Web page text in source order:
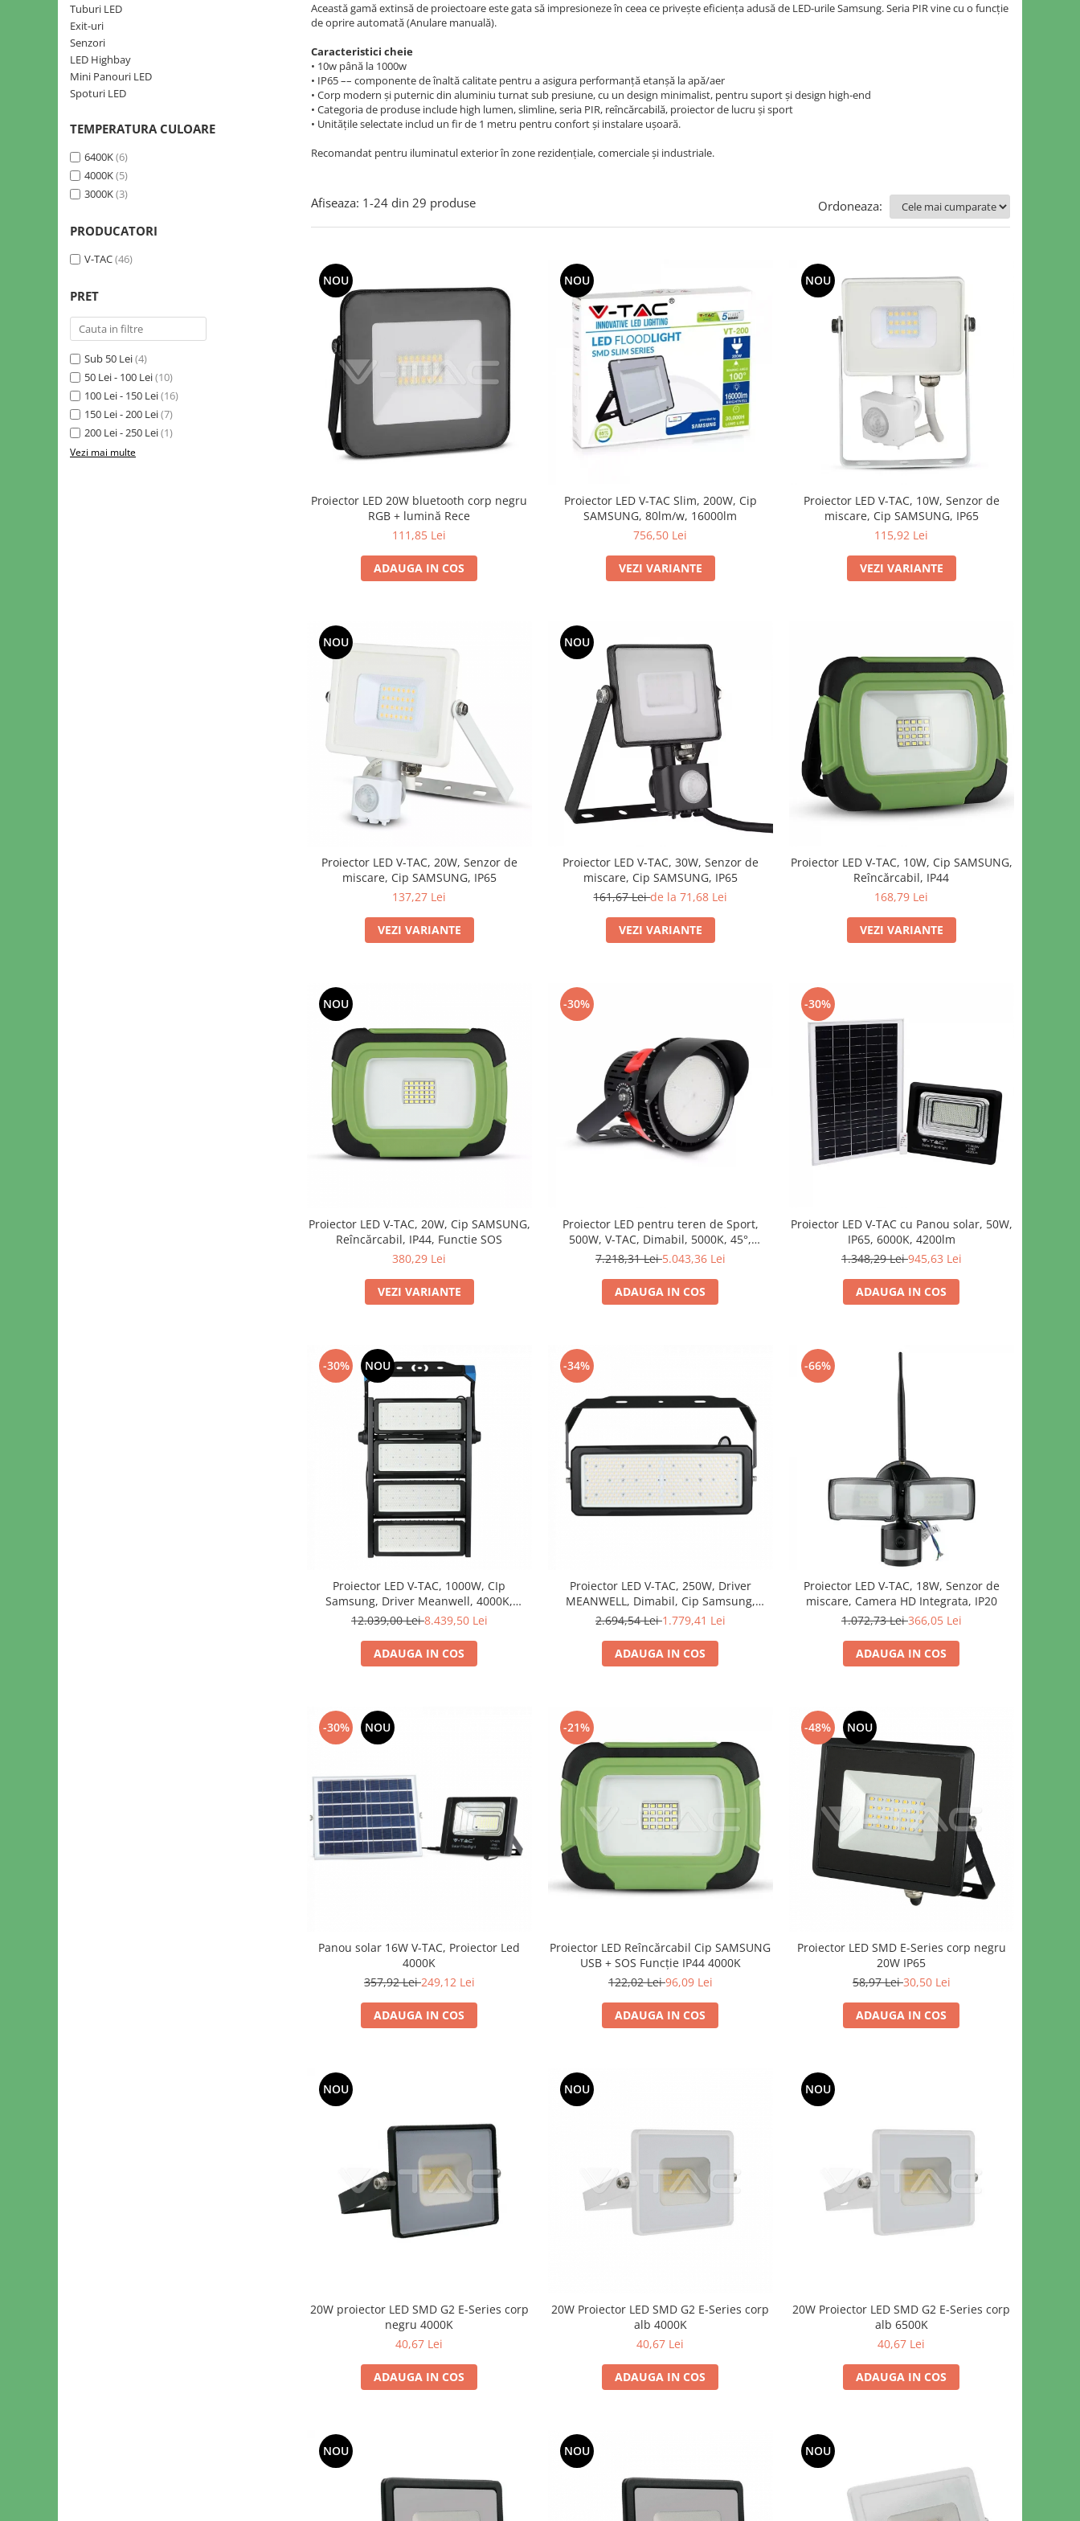
Tuburi LED
Lămpi de Birou
Oglinzi LED
Această gamă extinsă de proiectoare este gata să impresioneze în ceea ce privește eficiența adusă de LED-urile Samsung. Seria PIR vine cu o funcție
de oprire automată (Anulare manuală).
Caracteristici cheie
• 10w până la 1000w
• IP65 –– componente de înaltă calitate pentru a asigura performanță etanșă la apă/aer
• Corp modern și puternic din aluminiu turnat sub presiune, cu un design minimalist, pentru suport și design high-end
• Categoria de produse include high lumen, slimline, seria PIR, reîncărcabilă, proiector de lucru și sport
• Unitățile selectate includ un fir de 1 metru pentru confort și instalare ușoară.
Recomandat pentru iluminatul exterior în zone rezidențiale, comerciale și industriale.
Tuburi LED
Exit-uri
Senzori
LED Highbay
Mini Panouri LED
Spoturi LED
TEMPERATURA CULOARE
6400K(6)
4000K(5)
3000K(3)
PRODUCATORI
V-TAC(46)
PRET
Sub 50 Lei(4)
50 Lei - 100 Lei(10)
100 Lei - 150 Lei(16)
150 Lei - 200 Lei(7)
200 Lei - 250 Lei(1)
Vezi mai multe
Afiseaza: 1-24 din 29 produse Ordoneaza:
NOU
Proiector LED 20W bluetooth corp negru
RGB + lumină Rece
111,85 Lei
ADAUGA IN COS
NOU
Proiector LED V-TAC Slim, 200W, Cip
SAMSUNG, 80lm/w, 16000lm
756,50 Lei
VEZI VARIANTE
NOU
Proiector LED V-TAC, 10W, Senzor de
miscare, Cip SAMSUNG, IP65
115,92 Lei
VEZI VARIANTE
NOU
Proiector LED V-TAC, 20W, Senzor de
miscare, Cip SAMSUNG, IP65
137,27 Lei
VEZI VARIANTE
NOU
Proiector LED V-TAC, 30W, Senzor de
miscare, Cip SAMSUNG, IP65
161,67 Leide la 71,68 Lei
VEZI VARIANTE
Proiector LED V-TAC, 10W, Cip SAMSUNG,
Reîncărcabil, IP44
168,79 Lei
VEZI VARIANTE
NOU
Proiector LED V-TAC, 20W, Cip SAMSUNG,
Reîncărcabil, IP44, Functie SOS
380,29 Lei
VEZI VARIANTE
-30%
Proiector LED pentru teren de Sport,
500W, V-TAC, Dimabil, 5000K, 45°,
Resigilat
7.218,31 Lei5.043,36 Lei
ADAUGA IN COS
-30%
Proiector LED V-TAC cu Panou solar, 50W,
IP65, 6000K, 4200lm
1.348,29 Lei945,63 Lei
ADAUGA IN COS
-30% NOU
Proiector LED V-TAC, 1000W, CIp
Samsung, Driver Meanwell, 4000K,
Dimbail, Resigilat
12.039,00 Lei8.439,50 Lei
ADAUGA IN COS
-34%
Proiector LED V-TAC, 250W, Driver
MEANWELL, Dimabil, Cip Samsung,
4000K
2.694,54 Lei1.779,41 Lei
ADAUGA IN COS
-66%
Proiector LED V-TAC, 18W, Senzor de
miscare, Camera HD Integrata, IP20
1.072,73 Lei366,05 Lei
ADAUGA IN COS
-30% NOU
Panou solar 16W V-TAC, Proiector Led
4000K
357,92 Lei249,12 Lei
ADAUGA IN COS
-21%
Proiector LED Reîncărcabil Cip SAMSUNG
USB + SOS Funcție IP44 4000K
122,02 Lei96,09 Lei
ADAUGA IN COS
-48% NOU
Proiector LED SMD E-Series corp negru
20W IP65
58,97 Lei30,50 Lei
ADAUGA IN COS
NOU
20W proiector LED SMD G2 E-Series corp
negru 4000K
40,67 Lei
ADAUGA IN COS
NOU
20W Proiector LED SMD G2 E-Series corp
alb 4000K
40,67 Lei
ADAUGA IN COS
NOU
20W Proiector LED SMD G2 E-Series corp
alb 6500K
40,67 Lei
ADAUGA IN COS
NOU NOU NOU